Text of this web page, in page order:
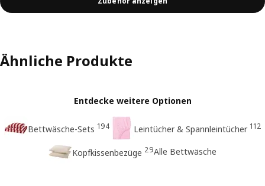
Ähnliche Produkte
Entdecke weitere Optionen
Bettwäsche-Sets 194 Leintücher & Spannleintücher 112
Kopfkissenbezüge 29Alle Bettwäsche